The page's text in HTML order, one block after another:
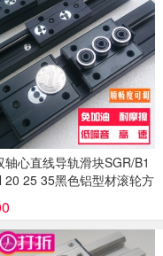
轴心直线导轨滑块SGR/B1
20 25 35黑色铝型材滚轮方